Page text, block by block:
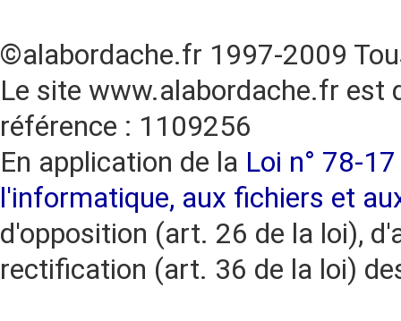
©alabordache.fr 1997-2009
Le site www.alabordache.fr est
référence : 1109256
En application de la Loi n° 78-
l'informatique, aux fichiers et
d'opposition (art. 26 de la loi),
rectification (art. 36 de la loi)